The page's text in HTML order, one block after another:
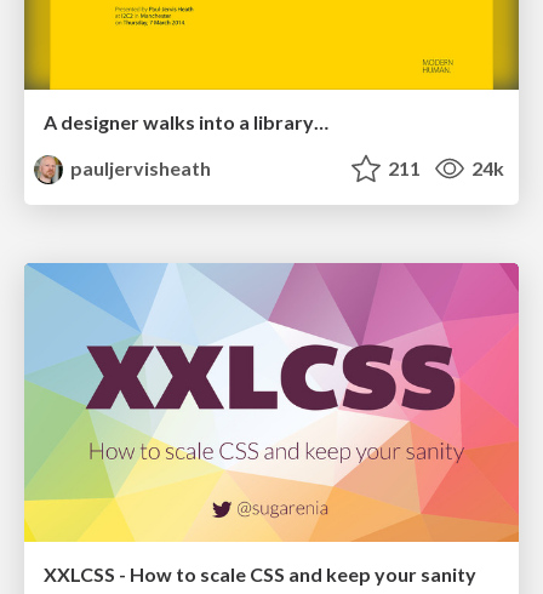
A designer walks into a library…
pauljervisheath
211 24k
XXLCSS - How to scale CSS and keep your sanity